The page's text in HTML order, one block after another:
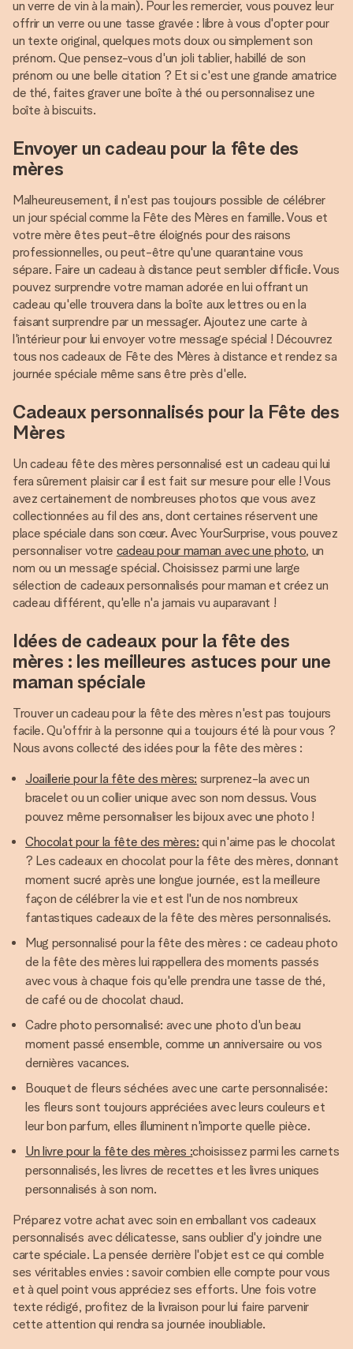
un verre de vin à la main). Pour les remercier, vous pouvez leur
offrir un verre ou une tasse gravée : libre à vous d'opter pour
un texte original, quelques mots doux ou simplement son
prénom. Que pensez-vous d'un joli tablier, habillé de son
prénom ou une belle citation ? Et si c'est une grande amatrice
de thé, faites graver une boîte à thé ou personnalisez une
boîte à biscuits.
Envoyer un cadeau pour la fête des
mères
Malheureusement, il n'est pas toujours possible de célébrer
un jour spécial comme la Fête des Mères en famille. Vous et
votre mère êtes peut-être éloignés pour des raisons
professionnelles, ou peut-être qu'une quarantaine vous
sépare. Faire un cadeau à distance peut sembler difficile. Vous
pouvez surprendre votre maman adorée en lui offrant un
cadeau qu'elle trouvera dans la boîte aux lettres ou en la
faisant surprendre par un messager. Ajoutez une carte à
l'intérieur pour lui envoyer votre message spécial ! Découvrez
tous nos cadeaux de Fête des Mères à distance et rendez sa
journée spéciale même sans être près d'elle.
Cadeaux personnalisés pour la Fête des
Mères
Un cadeau fête des mères personnalisé est un cadeau qui lui
fera sûrement plaisir car il est fait sur mesure pour elle ! Vous
avez certainement de nombreuses photos que vous avez
collectionnées au fil des ans, dont certaines réservent une
place spéciale dans son cœur. Avec YourSurprise, vous pouvez
personnaliser votre cadeau pour maman avec une photo, un
nom ou un message spécial. Choisissez parmi une large
sélection de cadeaux personnalisés pour maman et créez un
cadeau différent, qu'elle n'a jamais vu auparavant !
Idées de cadeaux pour la fête des
mères : les meilleures astuces pour une
maman spéciale
Trouver un cadeau pour la fête des mères n'est pas toujours
facile. Qu'offrir à la personne qui a toujours été là pour vous ?
Nous avons collecté des idées pour la fête des mères :
Joaillerie pour la fête des mères: surprenez-la avec un
bracelet ou un collier unique avec son nom dessus. Vous
pouvez même personnaliser les bijoux avec une photo !
Chocolat pour la fête des mères: qui n'aime pas le chocolat
? Les cadeaux en chocolat pour la fête des mères, donnant
moment sucré après une longue journée, est la meilleure
façon de célébrer la vie et est l'un de nos nombreux
fantastiques cadeaux de la fête des mères personnalisés.
Mug personnalisé pour la fête des mères : ce cadeau photo
de la fête des mères lui rappellera des moments passés
avec vous à chaque fois qu'elle prendra une tasse de thé,
de café ou de chocolat chaud.
Cadre photo personnalisé: avec une photo d'un beau
moment passé ensemble, comme un anniversaire ou vos
dernières vacances.
Bouquet de fleurs séchées avec une carte personnalisée:
les fleurs sont toujours appréciées avec leurs couleurs et
leur bon parfum, elles illuminent n'importe quelle pièce.
Un livre pour la fête des mères :choisissez parmi les carnets
personnalisés, les livres de recettes et les livres uniques
personnalisés à son nom.
Préparez votre achat avec soin en emballant vos cadeaux
personnalisés avec délicatesse, sans oublier d'y joindre une
carte spéciale. La pensée derrière l'objet est ce qui comble
ses véritables envies : savoir combien elle compte pour vous
et à quel point vous appréciez ses efforts. Une fois votre
texte rédigé, profitez de la livraison pour lui faire parvenir
cette attention qui rendra sa journée inoubliable.